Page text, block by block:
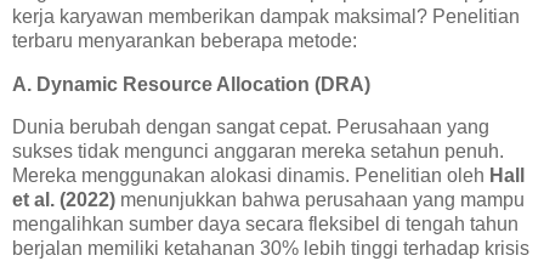
kerja karyawan memberikan dampak maksimal? Penelitian
terbaru menyarankan beberapa metode:
A. Dynamic Resource Allocation (DRA)
Dunia berubah dengan sangat cepat. Perusahaan yang
sukses tidak mengunci anggaran mereka setahun penuh.
Mereka menggunakan alokasi dinamis. Penelitian oleh Hall
et al. (2022) menunjukkan bahwa perusahaan yang mampu
mengalihkan sumber daya secara fleksibel di tengah tahun
berjalan memiliki ketahanan 30% lebih tinggi terhadap krisis